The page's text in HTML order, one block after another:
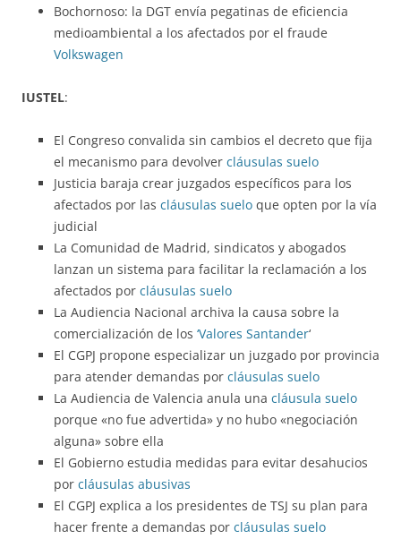
Bochornoso: la DGT envía pegatinas de eficiencia
medioambiental a los afectados por el fraude
Volkswagen
IUSTEL:
El Congreso convalida sin cambios el decreto que fija
el mecanismo para devolver cláusulas suelo
Justicia baraja crear juzgados específicos para los
afectados por las cláusulas suelo que opten por la vía
judicial
La Comunidad de Madrid, sindicatos y abogados
lanzan un sistema para facilitar la reclamación a los
afectados por cláusulas suelo
La Audiencia Nacional archiva la causa sobre la
comercialización de los ‘Valores Santander‘
El CGPJ propone especializar un juzgado por provincia
para atender demandas por cláusulas suelo
La Audiencia de Valencia anula una cláusula suelo
porque «no fue advertida» y no hubo «negociación
alguna» sobre ella
El Gobierno estudia medidas para evitar desahucios
por cláusulas abusivas
El CGPJ explica a los presidentes de TSJ su plan para
hacer frente a demandas por cláusulas suelo